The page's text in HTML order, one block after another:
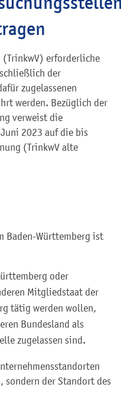
(TrinkwV) erforderliche
der
zugelassenen
werden. Bezüglich der
verweist die
2023 auf die bis
(TrinkwV alte
Baden-Württemberg ist
oder
Mitgliedstaat der
tätig werden wollen,
Bundesland als
zugelassen sind.
sondern der Standort des